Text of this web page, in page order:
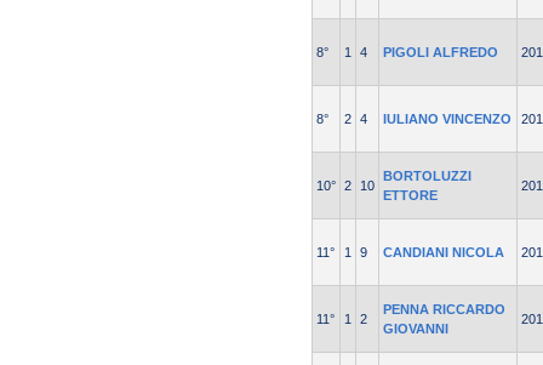
8° 1 4 PIGOLI ALFREDO
8° 2 4 IULIANO VINCENZO
10° 2 10
BORTOLUZZI
ETTORE
11° 1 9 CANDIANI NICOLA
11° 1 2
PENNA RICCARDO
GIOVANNI